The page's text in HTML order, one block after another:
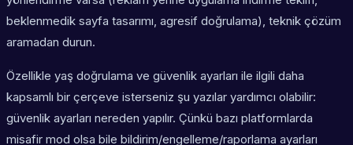
beklenmedik sayfa tasarımı, agresif doğrulama), teknik çözüm
aramadan durun.
Özellikle yaş doğrulama ve güvenlik ayarları ile ilgili daha
kapsamlı bir çerçeve isterseniz şu yazılar yardımcı olabilir:
güvenlik ayarları nereden yapılır. Çünkü bazı platformlarda
misafir mod olsa bile bildirim/engelleme/raporlama ayarları